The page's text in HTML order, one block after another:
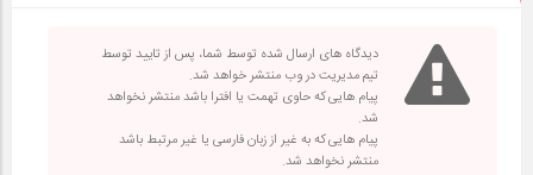
دیدگاه های ارسال شده توسط شما، پس از تایید توسط
تیم مدیریت در وب منتشر خواهد شد.
پیام هایی که حاوی تهمت یا افترا باشد منتشر نخواهد
شد.
پیام هایی که به غیر از زبان فارسی یا غیر مرتبط باشد
منتشر نخواهد شد.